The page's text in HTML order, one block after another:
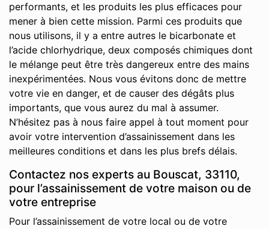
performants, et les produits les plus efficaces pour
mener à bien cette mission. Parmi ces produits que
nous utilisons, il y a entre autres le bicarbonate et
l’acide chlorhydrique, deux composés chimiques dont
le mélange peut être très dangereux entre des mains
inexpérimentées. Nous vous évitons donc de mettre
votre vie en danger, et de causer des dégâts plus
importants, que vous aurez du mal à assumer.
N’hésitez pas à nous faire appel à tout moment pour
avoir votre intervention d’assainissement dans les
meilleures conditions et dans les plus brefs délais.
Contactez nos experts au Bouscat, 33110,
pour l’assainissement de votre maison ou de
votre entreprise
Pour l’assainissement de votre local ou de votre